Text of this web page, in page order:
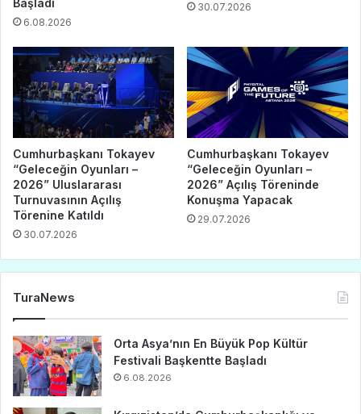
Başladı
6.08.2026
30.07.2026
Cumhurbaşkanı Tokayev
“Geleceğin Oyunları –
2026” Uluslararası
Turnuvasının Açılış
Törenine Katıldı
30.07.2026
Cumhurbaşkanı Tokayev
“Geleceğin Oyunları –
2026” Açılış Töreninde
Konuşma Yapacak
29.07.2026
TuraNews
Orta Asya’nın En Büyük Pop Kültür
Festivali Başkentte Başladı
6.08.2026